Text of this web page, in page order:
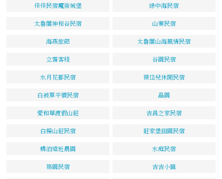
佳佳民宿魔術城堡 綠中海民宿
太魯閣神秘谷民宿 山寨民宿
海燕旅館 太魯閣山海風情民宿
立霧客棧 谷園民宿
水月花都民宿 葆岱兒休閒民宿
白被單平價民宿 晶園
愛和華渡假山莊 吉昌之家民宿
白楊山莊民宿 莊家堡田園民宿
蝶泊遠近農園 水庭民宿
築園民宿 吉吉小鎮